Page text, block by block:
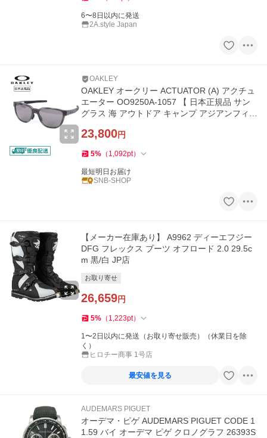
6〜8日以内に発送
2A.style Japan
OAKLEY
OAKLEY オークリー ACTUATOR (A) アクチュ
エーター OO9250A-1057 【 日本正規品 サン
グラス 海 アウトドア キャンプ アジアンフィッ
23,800円
5% （ 1,092pt）
最短明日お届け
SNB-SHOP
【メーカー在庫あり】 A9962 ディーエフジー
DFG フレックス ブーツ オフロード 2.0 29.5c
m 黒/白 JP店
お取り寄せ
26,659円
5% （ 1,223pt）
1〜2日以内に発送（お取り寄せ販売）（休業日を除
く）
ヒロチー商事 1号店
最安値を見る
AUDEMARS PIGUET
オーデマ・ピゲ AUDEMARS PIGUET CODE 1
1.59 バイ オーデマ ピゲ クロノグラフ 26393S